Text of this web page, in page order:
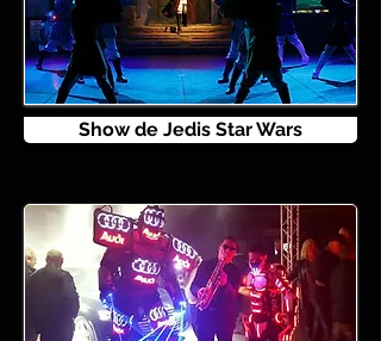
Show de Jedis Star Wars